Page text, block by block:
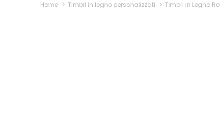
Home Timbri in legno personalizzati Timbri in Legno